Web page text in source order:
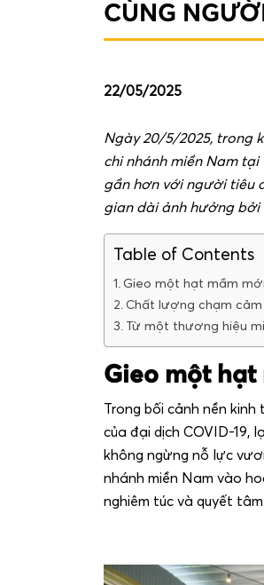
CÙNG
22/05/2025
Ngày 20/5/2025, trong
chi nhánh miền Nam
gần hơn với người tiêu
gian dài ảnh hưởng bởi
Table of Contents
Gieo một hạt mầm
Chất lượng chạm cảm
Từ một thương hiệu
Gieo một
Trong bối cảnh nền
của đại dịch COVID-19,
không ngừng nỗ lực
nhánh miền Nam vào
nghiêm túc và quyết